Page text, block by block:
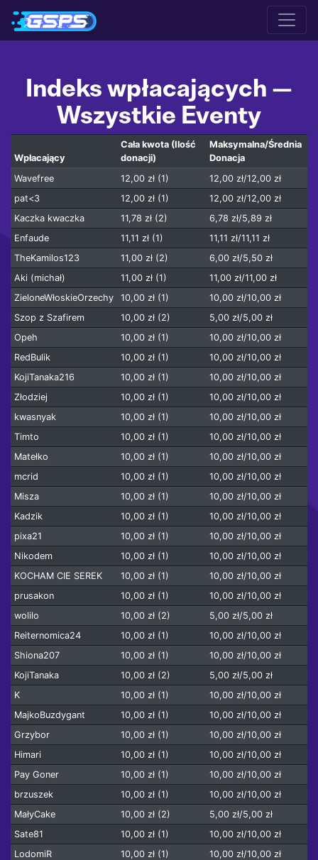
Indeks wpłacających —
Wszystkie Eventy
Wpłacający
Cała kwota(Ilość
donacji)
Maksymalna/Średnia
Donacja
Wavefree
12,00 zł (1)
12,00 zł/12,00 zł
pat<3
12,00 zł (1)
12,00 zł/12,00 zł
Kaczka kwaczka
11,78 zł (2)
6,78 zł/5,89 zł
Enfaude
11,11 zł (1)
11,11 zł/11,11 zł
TheKamilos123
11,00 zł (2)
6,00 zł/5,50 zł
Aki (michał)
11,00 zł (1)
11,00 zł/11,00 zł
ZieloneWłoskieOrzechy
10,00 zł (1)
10,00 zł/10,00 zł
Szop z Szafirem
10,00 zł (2)
5,00 zł/5,00 zł
Opeh
10,00 zł (1)
10,00 zł/10,00 zł
RedBulik
10,00 zł (1)
10,00 zł/10,00 zł
KojiTanaka216
10,00 zł (1)
10,00 zł/10,00 zł
Złodziej
10,00 zł (1)
10,00 zł/10,00 zł
kwasnyak
10,00 zł (1)
10,00 zł/10,00 zł
Timto
10,00 zł (1)
10,00 zł/10,00 zł
Matełko
10,00 zł (1)
10,00 zł/10,00 zł
mcrid
10,00 zł (1)
10,00 zł/10,00 zł
Misza
10,00 zł (1)
10,00 zł/10,00 zł
Kadzik
10,00 zł (1)
10,00 zł/10,00 zł
pixa21
10,00 zł (1)
10,00 zł/10,00 zł
Nikodem
10,00 zł (1)
10,00 zł/10,00 zł
KOCHAM CIE SEREK
10,00 zł (1)
10,00 zł/10,00 zł
prusakon
10,00 zł (1)
10,00 zł/10,00 zł
wolilo
10,00 zł (2)
5,00 zł/5,00 zł
Reiternomica24
10,00 zł (1)
10,00 zł/10,00 zł
Shiona207
10,00 zł (1)
10,00 zł/10,00 zł
KojiTanaka
10,00 zł (2)
5,00 zł/5,00 zł
K
10,00 zł (1)
10,00 zł/10,00 zł
MajkoBuzdygant
10,00 zł (1)
10,00 zł/10,00 zł
Grzybor
10,00 zł (1)
10,00 zł/10,00 zł
Himari
10,00 zł (1)
10,00 zł/10,00 zł
Pay Goner
10,00 zł (1)
10,00 zł/10,00 zł
brzuszek
10,00 zł (1)
10,00 zł/10,00 zł
MałyCake
10,00 zł (2)
5,00 zł/5,00 zł
Sate81
10,00 zł (1)
10,00 zł/10,00 zł
LodomiR
10,00 zł (1)
10,00 zł/10,00 zł